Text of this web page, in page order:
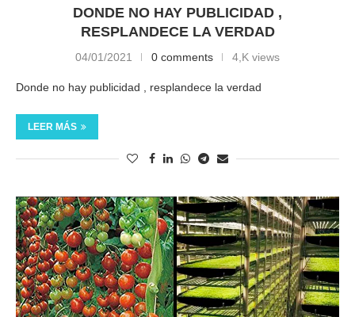
DONDE NO HAY PUBLICIDAD ,
RESPLANDECE LA VERDAD
04/01/2021 0 comments 4,K views
Donde no hay publicidad , resplandece la verdad
LEER MÁS